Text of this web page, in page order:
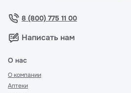
8 (800) 775 11 00
Написать нам
О нас
О компании
Аптеки